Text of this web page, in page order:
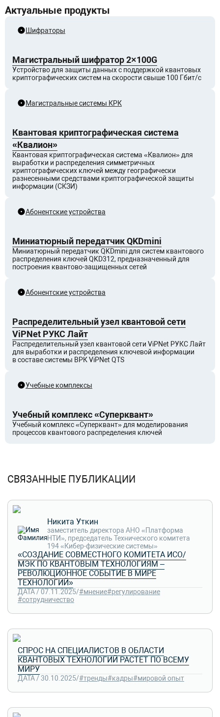
Актуальные продукты
Шифраторы
Магистральный шифратор 2×100G
Устройство для защиты данных с поддержкой квантовых
криптографических систем на скорости свыше 100 Гбит/с
Магистральные системы КРК
Квантовая криптографическая система
«Квалион»
Квантовая криптографическая система «Квалион» для
выработки и распределения симметричных
криптографических ключей между географически
разнесенными средствами криптографической защиты
информации (СКЗИ)
Абонентские устройства
Миниатюрный передатчик QKDmini
Миниатюрный передатчик QKDmini для систем квантового
распределения ключей QKD312, предназначенный для
построения квантово-защищенных сетей
Абонентские устройства
Распределительный узел квантовой сети
ViPNet РУКС Лайт
Распределительный узел квантовой сети ViPNet РУКС Лайт
для выработки и распределения ключевой информации
в составе системы ВРК ViPNet QTS
Учебные комплексы
Учебный комплекс «Суперквант»
Учебный комплекс «Суперквант» для моделирования
процессов квантового распределения ключей
СВЯЗАННЫЕ ПУБЛИКАЦИИ
Никита Уткин
заместитель директора АНО «Платформа
НТИ», председатель Технического комитета
194 «Кибер-физические системы»
«СОЗДАНИЕ СОВМЕСТНОГО КОМИТЕТА ИСО/
МЭК ПО КВАНТОВЫМ ТЕХНОЛОГИЯМ –
РЕВОЛЮЦИОННОЕ СОБЫТИЕ В МИРЕ
ТЕХНОЛОГИЙ»
ДАТА / 07.11.2025/#мнение#регулирование
#сотрудничество
СПРОС НА СПЕЦИАЛИСТОВ В ОБЛАСТИ
КВАНТОВЫХ ТЕХНОЛОГИЙ РАСТЕТ ПО ВСЕМУ
МИРУ
ДАТА / 30.10.2025/#тренды#кадры#мировой опыт